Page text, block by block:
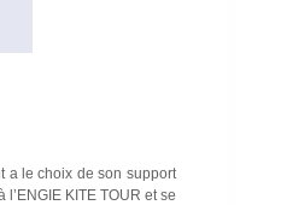
a le choix de son support
KITE TOUR et se